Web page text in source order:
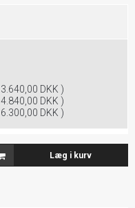
3.640,00 DKK )
4.840,00 DKK )
6.300,00 DKK )
Læg i kurv